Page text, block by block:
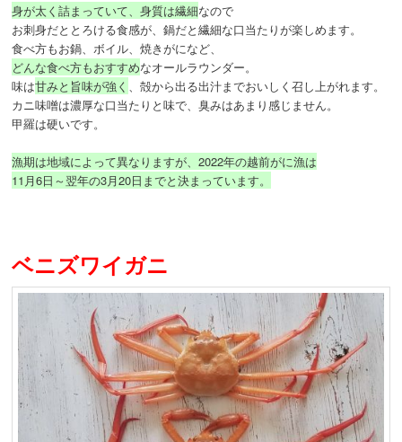
身が太く詰まっていて、身質は繊細なので
お刺身だととろける食感が、鍋だと繊細な口当たりが楽しめます。
食べ方もお鍋、ボイル、焼きがになど、
どんな食べ方もおすすめなオールラウンダー。
味は甘みと旨味が強く
、殻から出る出汁までおいしく召し上がれます。
カニ味噌は濃厚な口当たりと味で、臭みはあまり感じません。
甲羅は硬いです。
漁期は地域によって異なりますが、2022年の越前がに漁は
11月6日～翌年の3月20日までと決まっています。
ベニズワイガニ